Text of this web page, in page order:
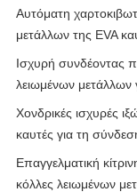
Αυτόματη
μετάλλων της EVA
Ισχυρή συνδέοντας
λειωμένων μετάλλων
Χονδρικές ισχυρές
καυτές για τη
Επαγγελματική
κόλλες λειωμένων